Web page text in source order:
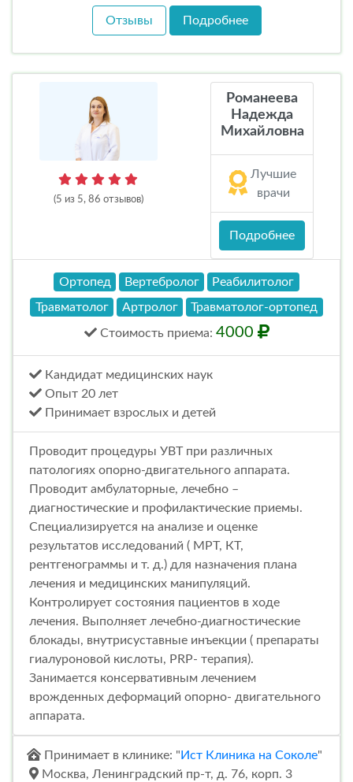
Отзывы Подробнее
(5 из 5, 86 отзывов)
Романеева
Надежда
Михайловна
Лучшие
врачи
Подробнее
Ортопед Вертебролог
Реабилитолог
Травматолог
Артролог Травматолог-ортопед
Стоимость приема: 4000
Кандидат медицинских наук
Опыт 20 лет
Принимает взрослых и детей
Проводит процедуры УВТ при различных
патологиях опорно-двигательного аппарата.
Проводит амбулаторные, лечебно –
диагностические и профилактические приемы.
Специализируется на анализе и оценке
результатов исследований ( МРТ, КТ,
рентгенограммы и т. д.) для назначения плана
лечения и медицинских манипуляций.
Контролирует состояния пациентов в ходе
лечения. Выполняет лечебно-диагностические
блокады, внутрисуставные инъекции ( препараты
гиалуроновой кислоты, PRP- терапия).
Занимается консервативным лечением
врожденных деформаций опорно- двигательного
аппарата.
Принимает в клинике: " Ист Клиника на Соколе"
Москва, Ленинградский пр-т, д. 76, корп. 3